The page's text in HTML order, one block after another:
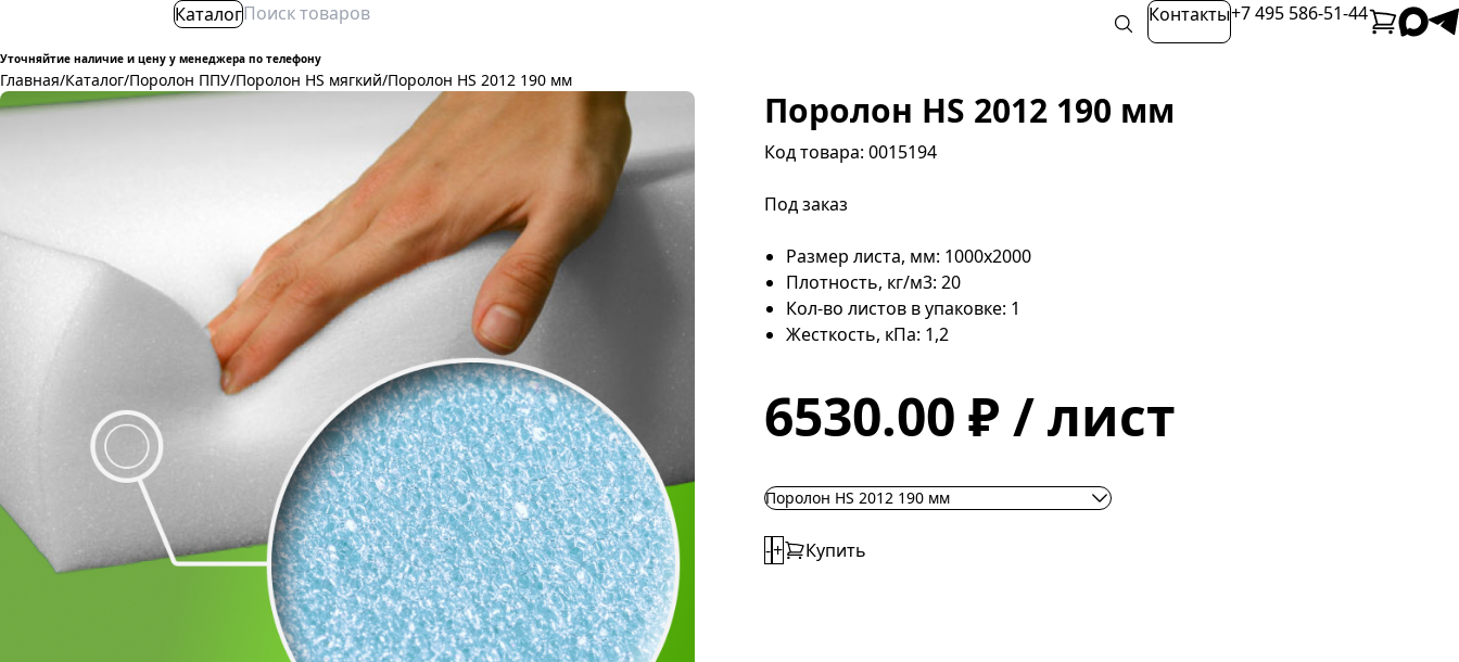
Каталог Контакты+7 495 586-51-44
Уточняйтие наличие и цену у менеджера по телефону
Главная/Каталог/Поролон ППУ/Поролон HS мягкий/Поролон HS 2012 190 мм
Поролон HS 2012 190 мм
Код товара: 0015194
Под заказ
Размер листа, мм: 1000х2000
Плотность, кг/м3: 20
Кол-во листов в упаковке: 1
Жесткость, кПа: 1,2
6530.00 ₽ / лист
Поролон HS 2012 190 мм
-+ Купить